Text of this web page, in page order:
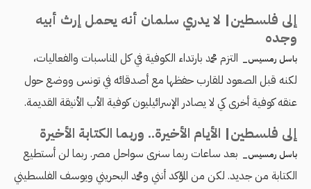
إلى فلسطين| لا يدري سلمان أنه يحمل إرث أبيه
وجده
باسل رمسيس_ التزم محمد بارتداء الكوفية في كل المناسبات والفعاليات،
لكنه قبل الصعود للقارب حفظها مع أصدقائه في تونس ووضع حول
عنقه كوفية أخرى كي لا يصادر الإسرائيليون كوفية الأب الأنيقة القديمة.
إلى فلسطين| الأيام الأخيرة.. وربما الكتابة الأخيرة
باسل رمسيس_ بعد ساعات ربما سنرى سواحل مصر. ربما لن أستطيع
الكتابة من جديد. لكن من المؤكد أنني ومحمد البحريني ويوسف الفلسطيني